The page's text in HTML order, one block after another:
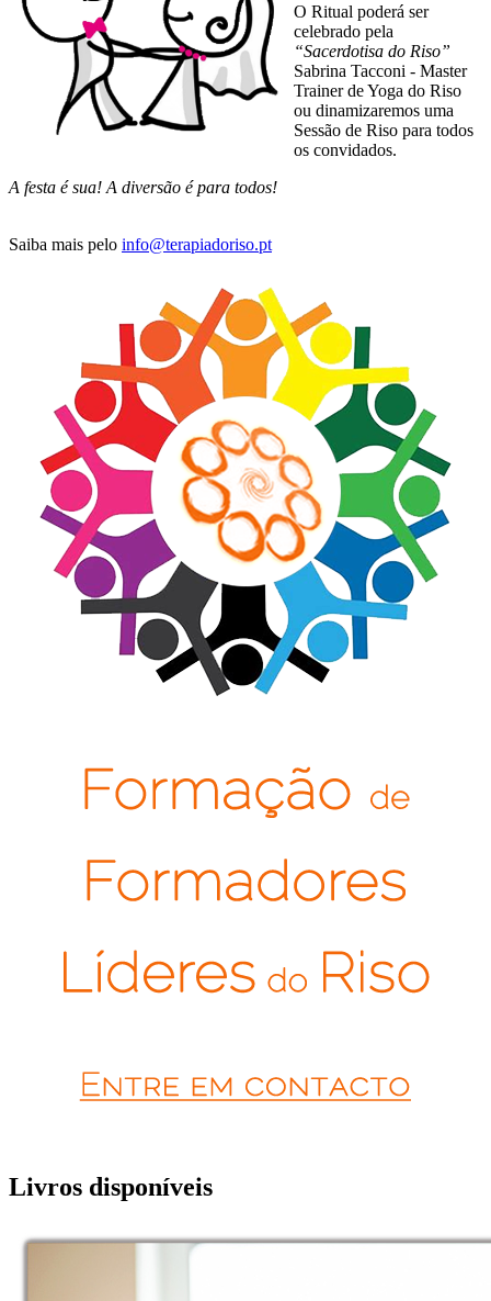
O Ritual poderá ser
celebrado pela
“Sacerdotisa do Riso”
Sabrina Tacconi - Master
Trainer de Yoga do Riso
ou dinamizaremos uma
Sessão de Riso para todos
os convidados.
A festa é sua! A diversão é para todos!
Saiba mais pelo info@terapiadoriso.pt
Livros disponíveis